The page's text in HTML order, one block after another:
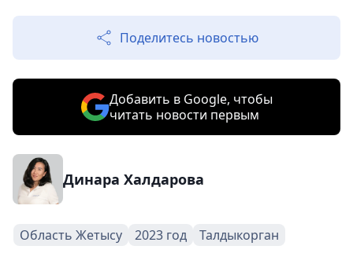
Поделитесь новостью
Добавить в Google, чтобы
читать новости первым
Динара Халдарова
Область Жетысу 2023 год Талдыкорган